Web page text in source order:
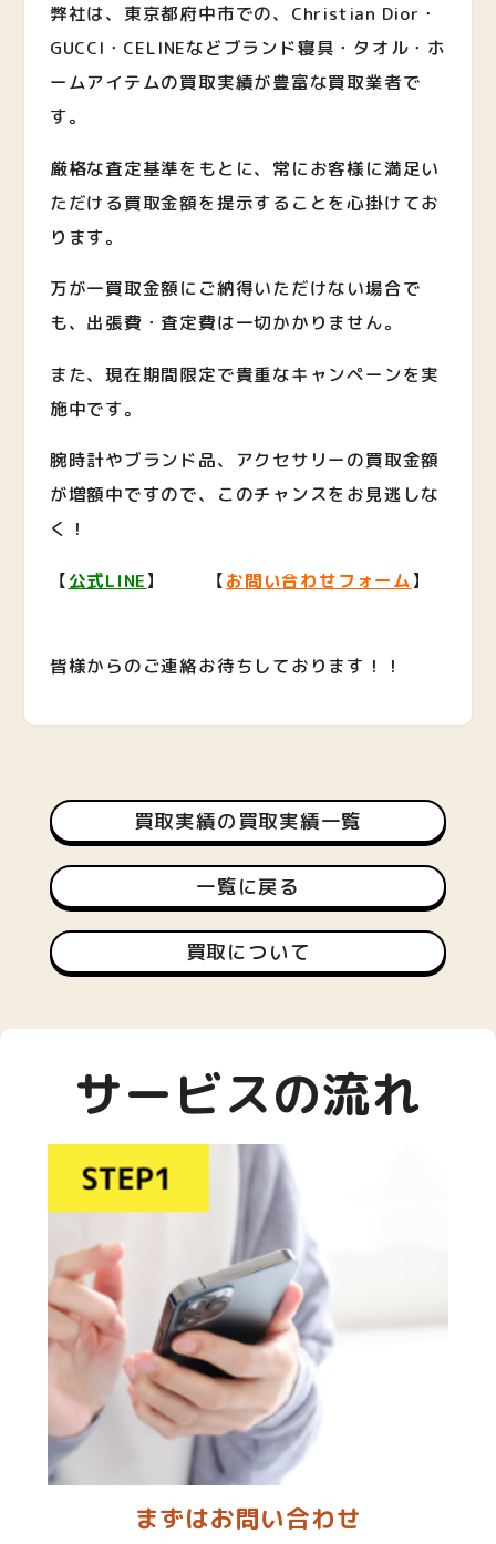
弊社は、東京都府中市での、Christian Dior・
GUCCI・CELINEなどブランド寝具・タオル・ホ
ームアイテムの買取実績が豊富な買取業者で
す。
厳格な査定基準をもとに、常にお客様に満足い
ただける買取金額を提示することを心掛けてお
ります。
万が一買取金額にご納得いただけない場合で
も、出張費・査定費は一切かかりません。
また、現在期間限定で貴重なキャンペーンを実
施中です。
腕時計やブランド品、アクセサリーの買取金額
が増額中ですので、このチャンスをお見逃しな
く！
【公式LINE】 【お問い合わせフォーム】
皆様からのご連絡お待ちしております！！
買取実績の買取実績一覧
一覧に戻る
買取について
サービスの流れ
まずはお問い合わせ